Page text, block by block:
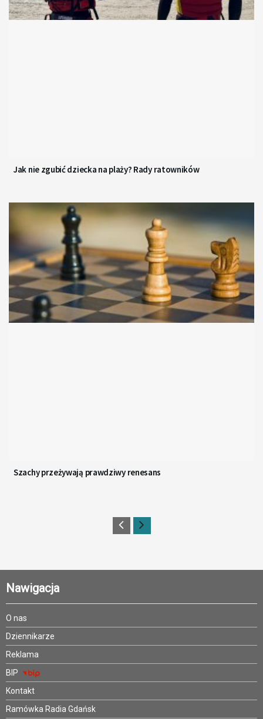
Jak nie zgubić dziecka na plaży? Rady ratowników
Szachy przeżywają prawdziwy renesans
Nawigacja
O nas
Dziennikarze
Reklama
BIP
Kontakt
Ramówka Radia Gdańsk